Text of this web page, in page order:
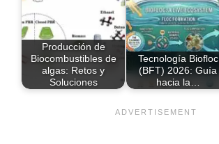
Producción de
Biocombustibles de
algas: Retos y
Soluciones
Tecnología Biofloc
(BFT) 2026: Guía
hacia la…